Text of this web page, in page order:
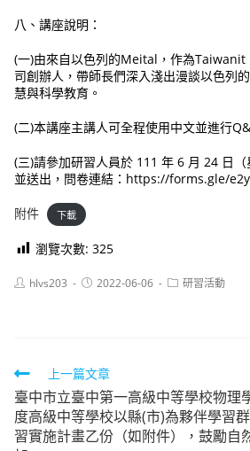
八、講座說明：
(一)由來自以色列的Meital，作為Taiwanit
司創辦人，帶師長們深入淺出漫談以色列
慧與科學教育。
(二)本講座主講人可全程使用中文並進行
(三)請參加研習人員於 111 年 6 月 24 日
並送出，問卷連結：https://forms.gle/
附件 下載
瀏覽次數: 325
Posthlvs203
Post2022-06-06
Post研習活動
Read
more
articles
上一篇文章
臺中市立臺中第一高級中等學校物理
度高級中等學校以縣(市)為夥伴學習
習實施計畫乙份（如附件），鼓勵自